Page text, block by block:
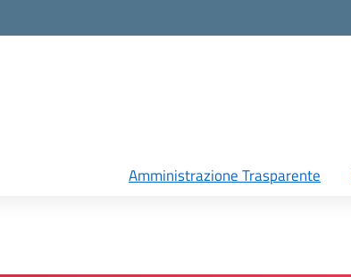
Amministrazione Trasparente